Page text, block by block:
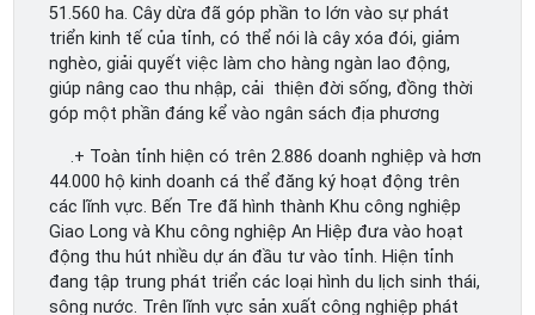
51.560 ha. Cây dừa đã góp phần to lớn vào sự phát
triển kinh tế của tỉnh, có thể nói là cây xóa đói, giảm
nghèo, giải quyết việc làm cho hàng ngàn lao động,
giúp nâng cao thu nhập, cải thiện đời sống, đồng thời
góp một phần đáng kể vào ngân sách địa phương
.+ Toàn tỉnh hiện có trên 2.886 doanh nghiệp và hơn
44.000 hộ kinh doanh cá thể đăng ký hoạt động trên
các lĩnh vực. Bến Tre đã hình thành Khu công nghiệp
Giao Long và Khu công nghiệp An Hiệp đưa vào hoạt
động thu hút nhiều dự án đầu tư vào tỉnh. Hiện tỉnh
đang tập trung phát triển các loại hình du lịch sinh thái,
sông nước. Trên lĩnh vực sản xuất công nghiệp phát